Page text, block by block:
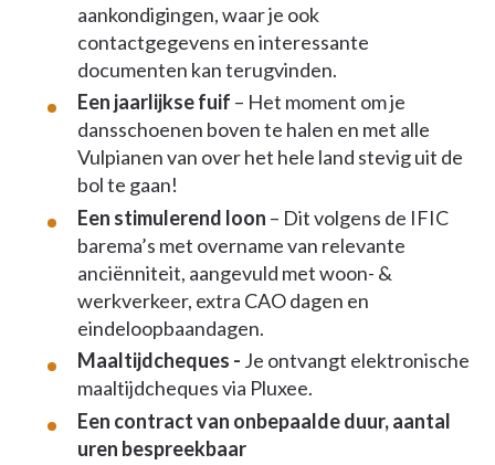
aankondigingen, waar je ook
contactgegevens en interessante
documenten kan terugvinden.
Een jaarlijkse fuif – Het moment om je
dansschoenen boven te halen en met alle
Vulpianen van over het hele land stevig uit de
bol te gaan!
Een stimulerend loon – Dit volgens de IFIC
barema’s met overname van relevante
anciënniteit, aangevuld met woon- &
werkverkeer, extra CAO dagen en
eindeloopbaandagen.
Maaltijdcheques - Je ontvangt elektronische
maaltijdcheques via Pluxee.
Een contract van onbepaalde duur, aantal
uren bespreekbaar